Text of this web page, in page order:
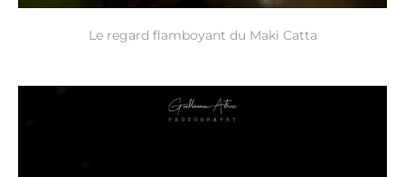
Le regard flamboyant du Maki Catta